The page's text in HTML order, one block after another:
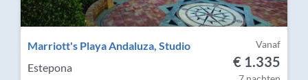
Vanaf
€ 1.335
Marriott's Playa Andaluza, Studio
Estepona